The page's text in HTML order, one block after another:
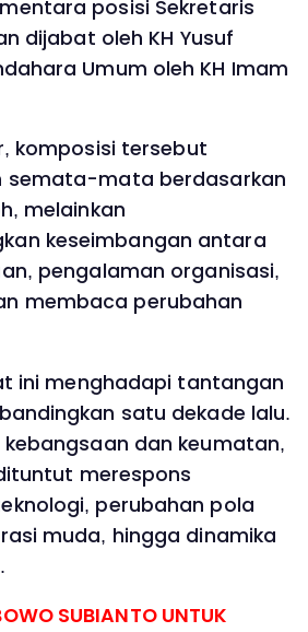
posisi Sekretaris
dijabat oleh KH Yusuf
Umum oleh KH Imam
komposisi tersebut
semata-mata berdasarkan
melainkan
keseimbangan antara
pengalaman organisasi,
membaca perubahan
ini menghadapi tantangan
satu dekade lalu.
kebangsaan dan keumatan,
merespons
perubahan pola
muda, hingga dinamika
SUBIANTO UNTUK